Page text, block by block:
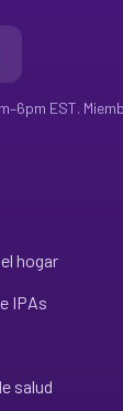
EST.
hogar
IPAs
salud